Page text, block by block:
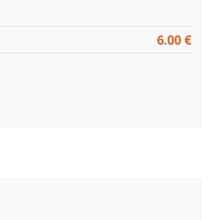
6.00 €